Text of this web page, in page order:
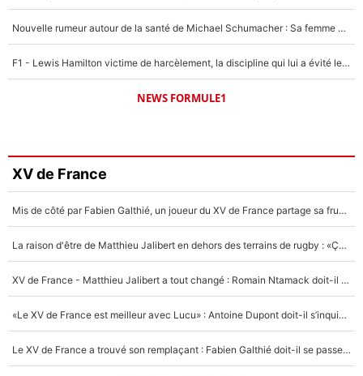
Nouvelle rumeur autour de la santé de Michael Schumacher : Sa femme Corinna sort du silence
F1 - Lewis Hamilton victime de harcèlement, la discipline qui lui a évité le pire : «J'aurais probablement mal tourné»
NEWS FORMULE1
XV de France
Mis de côté par Fabien Galthié, un joueur du XV de France partage sa frustration : «ils ne me l’ont pas dit tout de suite»
La raison d'être de Matthieu Jalibert en dehors des terrains de rugby : «Ça m'atteint autant que si tu touches à un membre de ma famille»
XV de France - Matthieu Jalibert a tout changé : Romain Ntamack doit-il s’inquiéter pour sa place à un an de la Coupe du monde ?
«Le XV de France est meilleur avec Lucu» : Antoine Dupont doit-il s’inquiéter pour sa place ?
Le XV de France a trouvé son remplaçant : Fabien Galthié doit-il se passer d'Antoine Dupont ?